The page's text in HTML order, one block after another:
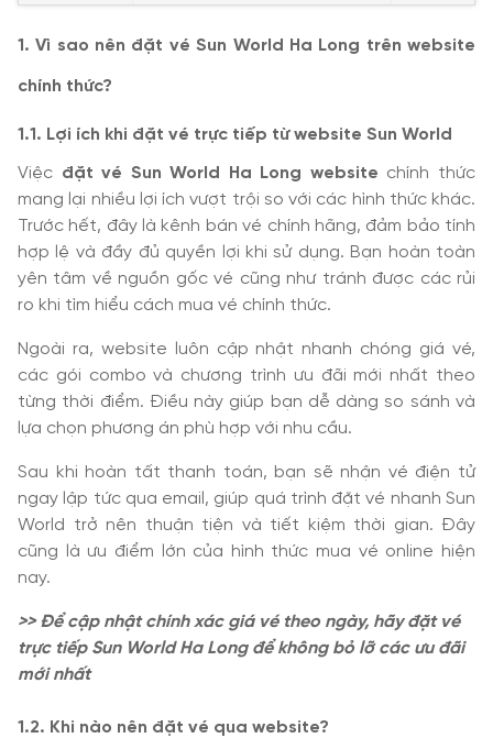
1. Vì sao nên đặt vé Sun World Ha Long trên website
chính thức?
1.1. Lợi ích khi đặt vé trực tiếp từ website Sun World
Việc đặt vé Sun World Ha Long website chính thức
mang lại nhiều lợi ích vượt trội so với các hình thức khác.
Trước hết, đây là kênh bán vé chính hãng, đảm bảo tính
hợp lệ và đầy đủ quyền lợi khi sử dụng. Bạn hoàn toàn
yên tâm về nguồn gốc vé cũng như tránh được các rủi
ro khi tìm hiểu cách mua vé chính thức.
Ngoài ra, website luôn cập nhật nhanh chóng giá vé,
các gói combo và chương trình ưu đãi mới nhất theo
từng thời điểm. Điều này giúp bạn dễ dàng so sánh và
lựa chọn phương án phù hợp với nhu cầu.
Sau khi hoàn tất thanh toán, bạn sẽ nhận vé điện tử
ngay lập tức qua email, giúp quá trình đặt vé nhanh Sun
World trở nên thuận tiện và tiết kiệm thời gian. Đây
cũng là ưu điểm lớn của hình thức mua vé online hiện
nay.
>> Để cập nhật chính xác giá vé theo ngày, hãy đặt vé
trực tiếp Sun World Ha Long để không bỏ lỡ các ưu đãi
mới nhất
1.2. Khi nào nên đặt vé qua website?